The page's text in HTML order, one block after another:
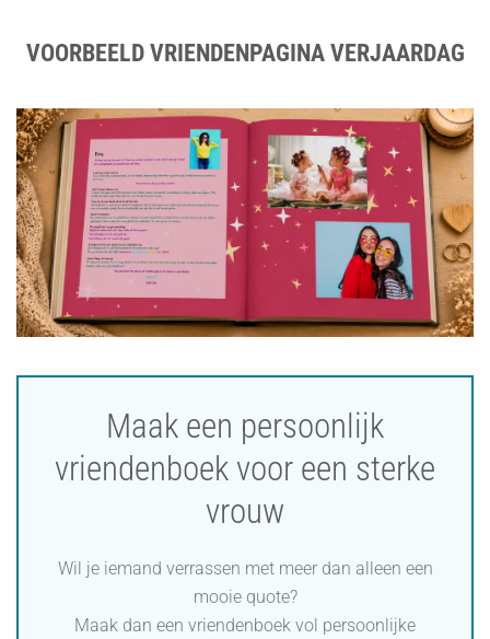
VOORBEELD VRIENDENPAGINA VERJAARDAG
Maak een persoonlijk
vriendenboek voor een sterke
vrouw
Wil je iemand verrassen met meer dan alleen een
mooie quote?
Maak dan een vriendenboek vol persoonlijke